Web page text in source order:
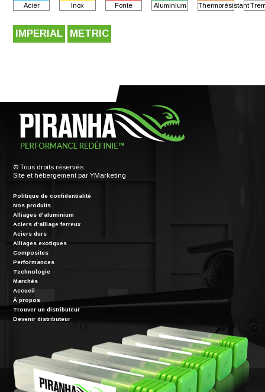
Acier Inox Fonte Aluminium Thermorésistant
IMPERIAL METRIC
© Tous droits réservés.
Site et hébergement parYMarketing
Politique de confidentialité
Nos produits
Alliages d'aluminium
Aciers d'alliage ferreux
Aciers durs
Alliages exotiques
Composites
Performances
Technologie
Marchés
Accueil
À propos
Trouver un distributeur
Devenir distributeur